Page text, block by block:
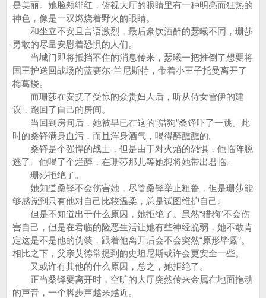
是美丽。她脸颊绯红，俯视大厅的眼睛里有一种明亮而狂热的
神色，像是一双燃烧着野火的眼睛。
和坐立不安且言语激烈，最后豪饮酒醉的瑟曦不同，珊莎
勇敢的尽量安慰着恐惧的人们。
当城门即将抵挡不住的消息传来，瑟曦一把推倒了想要将
国王护送回战场的蓝赛尔·兰尼斯特，带着小王子托曼离开了
梅葛楼。
而珊莎在安抚了受惊的众贵妇人后，听从侍女雪伊的建
议，跑回了自己的房间。
当回到房间后，她被早已在这的“猎狗”桑铎吓了一跳。此
时的桑铎满身血污，而且浑身酒气，喝得醉醺醺的。
桑铎是个强悍的战士，但是由于对火焰的恐惧，他临阵脱
逃了。他喝了个烂醉，在珊莎那儿等她想将她带出君临。
珊莎拒绝了。
她知道桑铎不会伤害她，尽管桑铎举止粗鲁，但是珊莎能
够感觉到只有他对自己比较温柔，总是试图维护自己。
但是不知道出于什么原因，她拒绝了。虽然“猎狗”不会伤
害自己，但是在君临的险恶生活让她有些神经脆弱，她不敢肯
定这是不是他的伪装，跟着他离开后会不会突然“原形毕露”。
相比之下，父亲艾德常提到的史坦尼斯或许会更安全一些。
又或许有其他的什么原因，总之，她拒绝了。
正当桑铎要离开时，空旷的大厅突然传来金属在地面拖动
的声音，一个脚步声越来越近。